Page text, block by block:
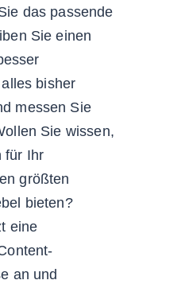
das passende
Sie einen
bisher
messen Sie
Sie wissen,
für Ihr
größten
bieten?
eine
an und